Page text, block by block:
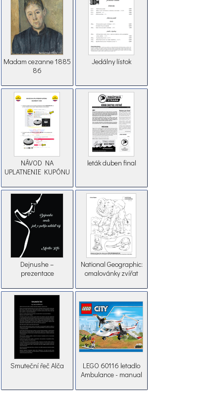
Madam cezanne 1885
86
Jedálny lístok
NÁVOD NA
UPLATNENIE KUPÓNU
leták duben final
Dejnushe –
prezentace
National Geographic:
omalovánky zvířat
Smuteční řeč Alča
LEGO 60116 letadlo
Ambulance - manual